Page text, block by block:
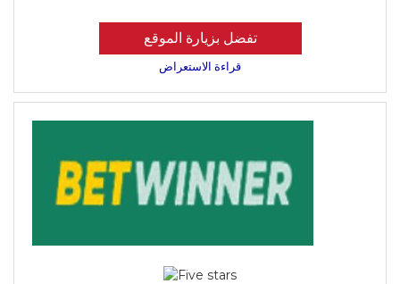
تفضل بزيارة الموقع
قراءة الاستعراض